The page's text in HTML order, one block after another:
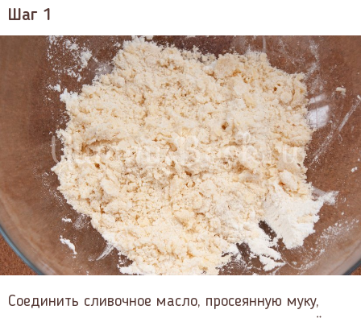
Шаг 1
Соединить сливочное масло, просеянную муку,